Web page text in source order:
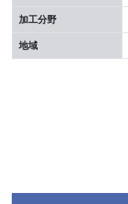
加工分野
地域